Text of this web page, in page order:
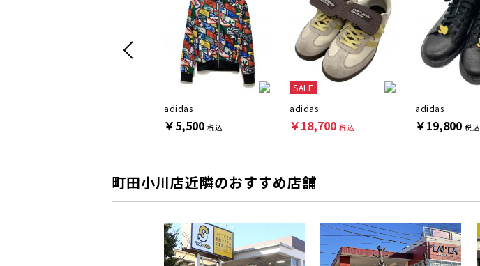
adidas
￥5,500 税込
SALE
adidas
￥18,700 税込
adidas
￥19,800 税込
町田小川店近隣のおすすめ店舗